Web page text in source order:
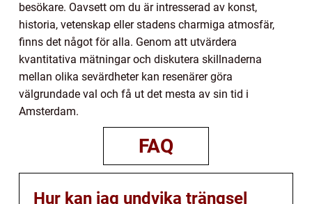
besökare. Oavsett om du är intresserad av konst,
historia, vetenskap eller stadens charmiga atmosfär,
finns det något för alla. Genom att utvärdera
kvantitativa mätningar och diskutera skillnaderna
mellan olika sevärdheter kan resenärer göra
välgrundade val och få ut det mesta av sin tid i
Amsterdam.
FAQ
Hur kan jag undvika trängsel